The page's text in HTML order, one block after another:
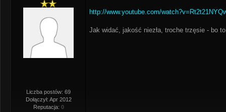
Liczba postów: 69
Dołączył: Apr 2012
Reputacja: 0
http://www.youtube.com/
Jak widać, jakość niezła, troche trzęsie - bo